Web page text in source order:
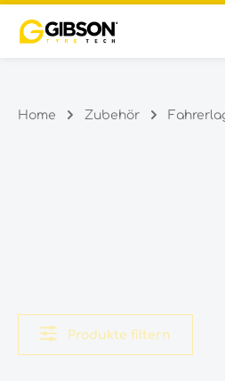
Zum Hauptinhalt springen
Home Zubehör
Produkte filtern